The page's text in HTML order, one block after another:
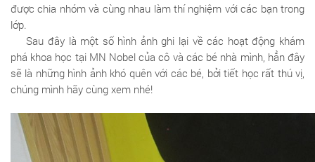
được chia nhóm và cùng nhau làm thí nghiệm với các bạn trong
lớp.
Sau đây là một số hình ảnh ghi lại về các hoạt động khám
phá khoa học tại MN Nobel của cô và các bé nhà mình, hẳn đây
sẽ là những hình ảnh khó quên với các bé, bởi tiết học rất thú vị,
chúng mình hãy cùng xem nhé!